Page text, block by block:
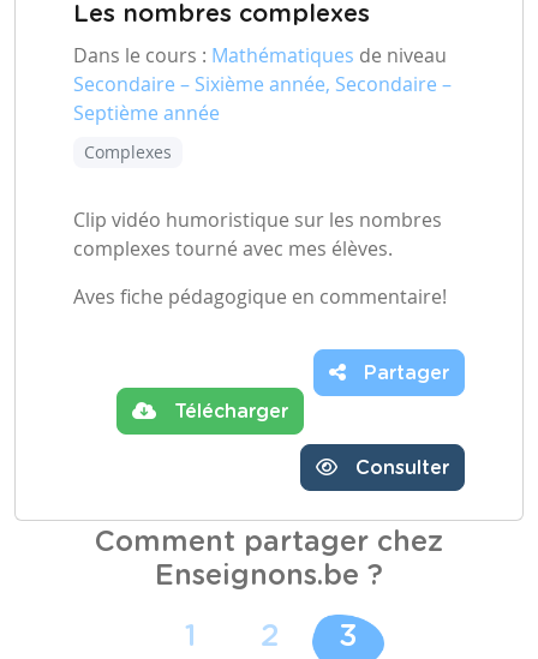
Les nombres complexes
Dans le cours : Mathématiques de niveau
Secondaire – Sixième année, Secondaire –
Septième année
Complexes
Clip vidéo humoristique sur les nombres
complexes tourné avec mes élèves.
Aves fiche pédagogique en commentaire!
Télécharger
Partager
Consulter
Comment partager chez
Enseignons.be ?
1 2 3